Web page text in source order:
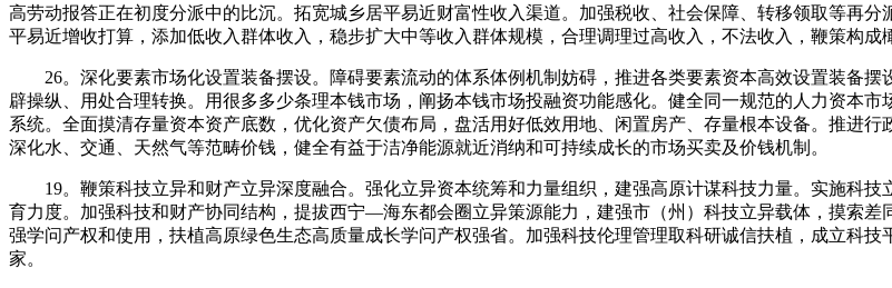
高劳动报答正在初度分派中的比沉。拓宽城乡居平易近财富性收入渠道。加强税收、社会保障、转移领取等再
平易近增收打算，添加低收入群体收入，稳步扩大中等收入群体规模，合理调理过高收入，不法收入，鞭策构成
26。深化要素市场化设置装备摆设。障碍要素流动的体系体例机制妨碍，推进各类要素资本高效设置装备摆
辟操纵、用处合理转换。用很多多少条理本钱市场，阐扬本钱市场投融资功能感化。健全同一规范的人力资本
系统。全面摸清存量资本资产底数，优化资产欠债布局，盘活用好低效用地、闲置房产、存量根本设备。推进
深化水、交通、天然气等范畴价钱，健全有益于洁净能源就近消纳和可持续成长的市场买卖及价钱机制。
19。鞭策科技立异和财产立异深度融合。强化立异资本统筹和力量组织，建强高原计谋科技力量。实施科技
育力度。加强科技和财产协同结构，提拔西宁—海东都会圈立异策源能力，建强市（州）科技立异载体，摸索
强学问产权和使用，扶植高原绿色生态高质量成长学问产权强省。加强科技伦理管理取科研诚信扶植，成立科
家。